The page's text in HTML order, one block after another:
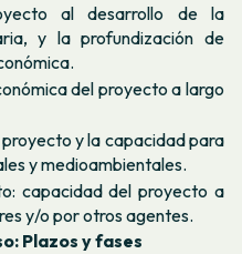
al desarrollo de la
y la profundización de
del proyecto a largo
y la capacidad para
y medioambientales.
capacidad del proyecto a
y/o por otros agentes.
Plazos y fases